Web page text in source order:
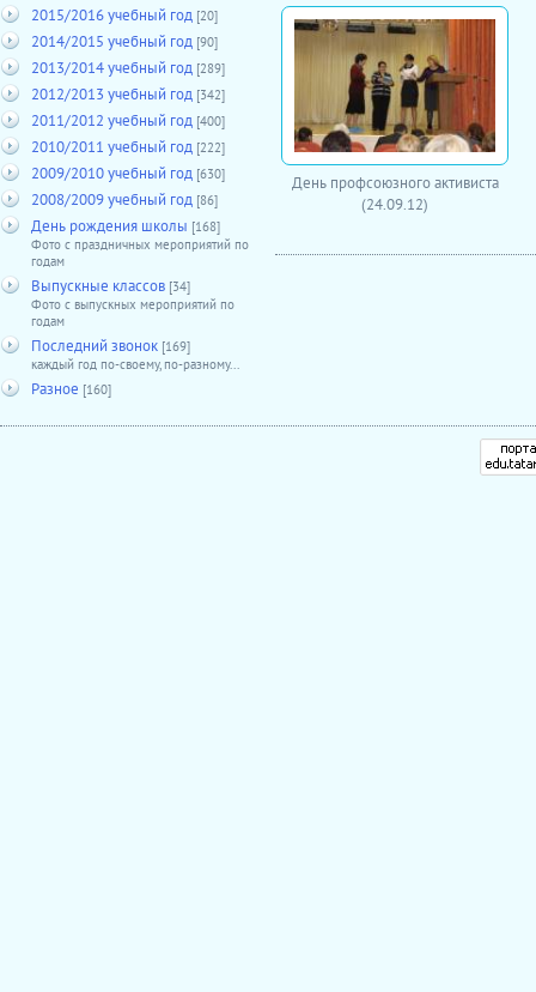
2015/2016 учебный год [20]
2014/2015 учебный год [90]
2013/2014 учебный год [289]
2012/2013 учебный год [342]
2011/2012 учебный год [400]
2010/2011 учебный год [222]
2009/2010 учебный год [630]
2008/2009 учебный год [86]
День рождения школы [168]
Фото с праздничных мероприятий по
годам
Выпускные классов [34]
Фото с выпускных мероприятий по
годам
Последний звонок [169]
каждый год по-своему, по-разному...
Разное [160]
День профсоюзного активиста
(24.09.12)